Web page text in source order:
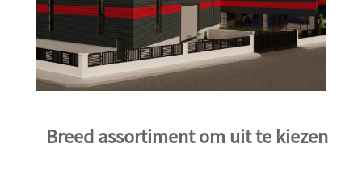
Breed assortiment om uit te kiezen